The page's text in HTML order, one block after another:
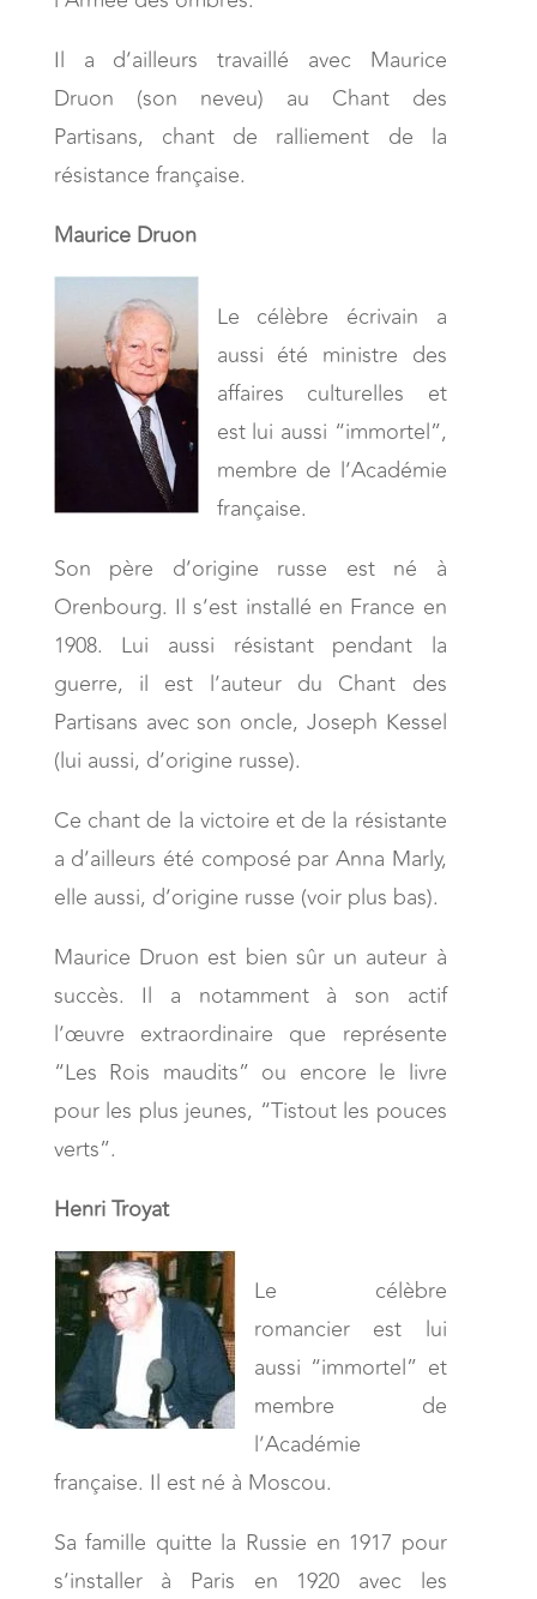
Il a d’ailleurs travaillé avec Maurice
Druon (son neveu) au Chant des
Partisans, chant de ralliement de la
résistance française.
Maurice Druon
Le célèbre écrivain a
aussi été ministre des
affaires culturelles et
est lui aussi “immortel”,
membre de l’Académie
française.
Son père d’origine russe est né à
Orenbourg. Il s’est installé en France en
1908. Lui aussi résistant pendant la
guerre, il est l’auteur du Chant des
Partisans avec son oncle, Joseph Kessel
(lui aussi, d’origine russe).
Ce chant de la victoire et de la résistante
a d’ailleurs été composé par Anna Marly,
elle aussi, d’origine russe (voir plus bas).
Maurice Druon est bien sûr un auteur à
succès. Il a notamment à son actif
l’œuvre extraordinaire que représente
“Les Rois maudits” ou encore le livre
pour les plus jeunes, “Tistout les pouces
verts”.
Henri Troyat
Le célèbre
romancier est lui
aussi “immortel” et
membre de
l’Académie
française. Il est né à Moscou.
Sa famille quitte la Russie en 1917 pour
s’installer à Paris en 1920 avec les